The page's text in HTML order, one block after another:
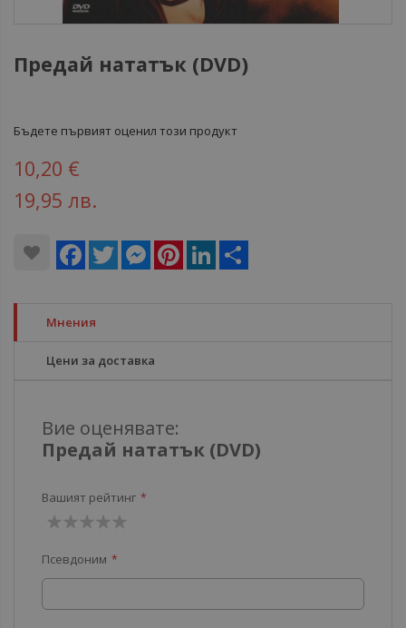
Предай нататък (DVD)
Бъдете първият оценил този продукт
10,20 €
19,95 лв.
Facebook
Twitter MessengerPinterestLinkedIn
Мнения
Цени за доставка
Вие оценявате:
Предай нататък (DVD)
Вашият рейтинг
звезда
звезди
звезди
звезди
звезди
Псевдоним